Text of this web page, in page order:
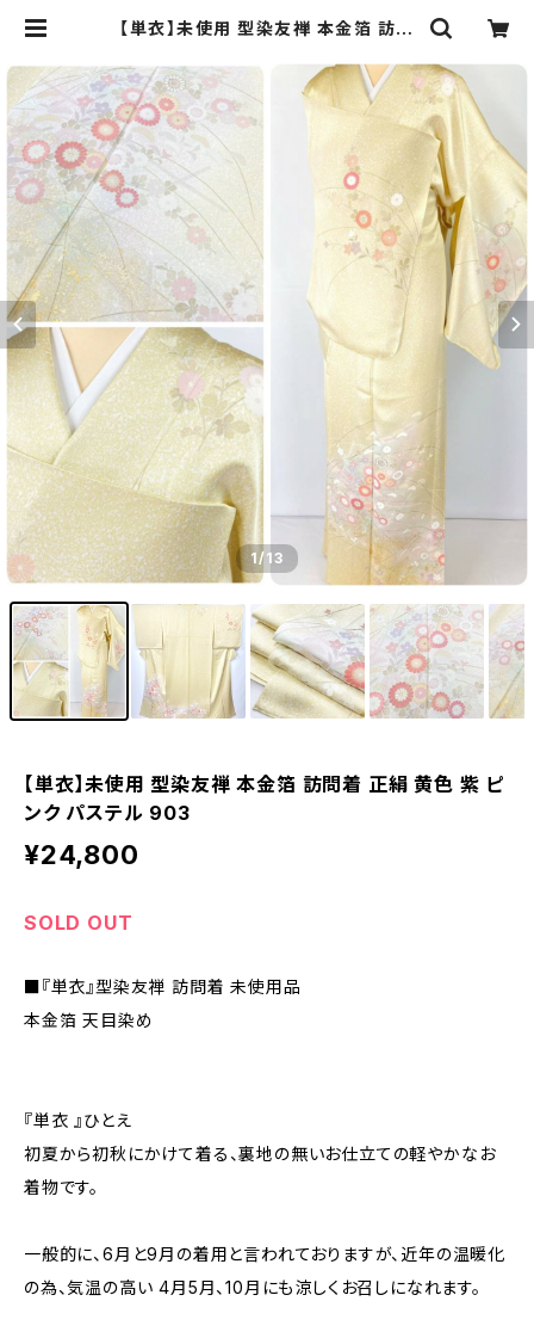
【単衣】未使用 型染友禅 本金箔 訪問
3 | kimono Re:和 [online stor
e] キモノリワ 着物 帯
1/13
【単衣】未使用 型染友禅 本金箔 訪問着 正絹 黄色 紫 ピ
ンク パステル 903
¥24,800
SOLD OUT
■『単衣』型染友禅 訪問着 未使用品
本金箔 天目染め
『単衣 』ひとえ
初夏から初秋にかけて着る、裏地の無いお仕立ての軽やかなお
着物です。
一般的に、6月と9月の着用と言われておりますが、近年の温暖化
の為、気温の高い 4月5月、10月にも涼しくお召しになれます。